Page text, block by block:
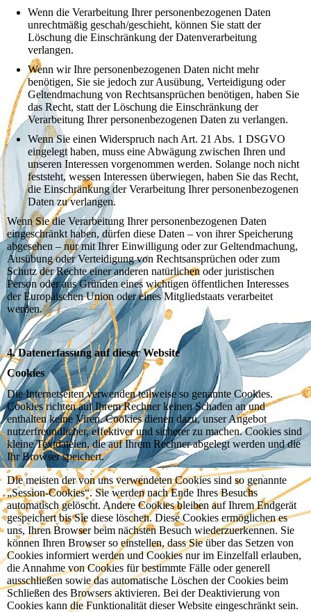
Wenn die Verarbeitung Ihrer personenbezogenen Daten
unrechtmäßig geschah/geschieht, können Sie statt der
Löschung die Einschränkung der Datenverarbeitung
verlangen.
Wenn wir Ihre personenbezogenen Daten nicht mehr
benötigen, Sie sie jedoch zur Ausübung, Verteidigung oder
Geltendmachung von Rechtsansprüchen benötigen, haben Sie
das Recht, statt der Löschung die Einschränkung der
Verarbeitung Ihrer personenbezogenen Daten zu verlangen.
Wenn Sie einen Widerspruch nach Art. 21 Abs. 1 DSGVO
eingelegt haben, muss eine Abwägung zwischen Ihren und
unseren Interessen vorgenommen werden. Solange noch nicht
feststeht, wessen Interessen überwiegen, haben Sie das Recht,
die Einschränkung der Verarbeitung Ihrer personenbezogenen
Daten zu verlangen.
Wenn Sie die Verarbeitung Ihrer personenbezogenen Daten
eingeschränkt haben, dürfen diese Daten – von ihrer Speicherung
abgesehen – nur mit Ihrer Einwilligung oder zur Geltendmachung,
Ausübung oder Verteidigung von Rechtsansprüchen oder zum
Schutz der Rechte einer anderen natürlichen oder juristischen
Person oder aus Gründen eines wichtigen öffentlichen Interesses
der Europäischen Union oder eines Mitgliedstaats verarbeitet
werden.
4. Datenerfassung auf dieser Website
Cookies
Die Internetseiten verwenden teilweise so genannte Cookies.
Cookies richten auf Ihrem Rechner keinen Schaden an und
enthalten keine Viren. Cookies dienen dazu, unser Angebot
nutzerfreundlicher, effektiver und sicherer zu machen. Cookies sind
kleine Textdateien, die auf Ihrem Rechner abgelegt werden und die
Ihr Browser speichert.
Die meisten der von uns verwendeten Cookies sind so genannte
„Session-Cookies“. Sie werden nach Ende Ihres Besuchs
automatisch gelöscht. Andere Cookies bleiben auf Ihrem Endgerät
gespeichert bis Sie diese löschen. Diese Cookies ermöglichen es
uns, Ihren Browser beim nächsten Besuch wiederzuerkennen. Sie
können Ihren Browser so einstellen, dass Sie über das Setzen von
Cookies informiert werden und Cookies nur im Einzelfall erlauben,
die Annahme von Cookies für bestimmte Fälle oder generell
ausschließen sowie das automatische Löschen der Cookies beim
Schließen des Browsers aktivieren. Bei der Deaktivierung von
Cookies kann die Funktionalität dieser Website eingeschränkt sein.